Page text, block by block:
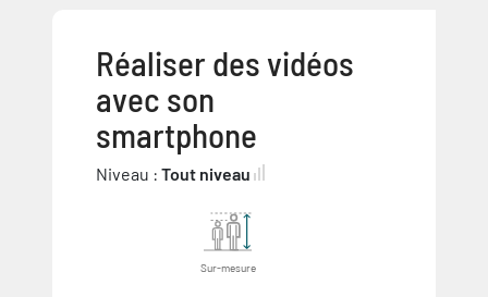
Réaliser des vidéos
avec son
smartphone
Niveau : Tout niveau
Sur-mesure